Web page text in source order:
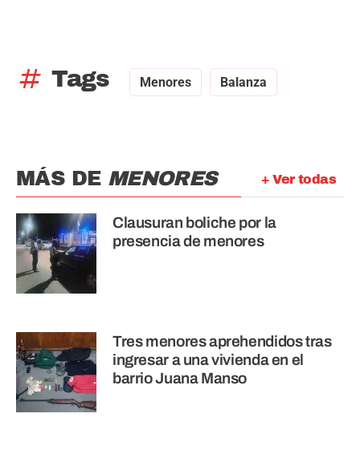
tag Tags Menores Balanza
+ Ver todas
MÁS DE MENORES
Clausuran boliche por la
presencia de menores
Tres menores aprehendidos tras
ingresar a una vivienda en el
barrio Juana Manso